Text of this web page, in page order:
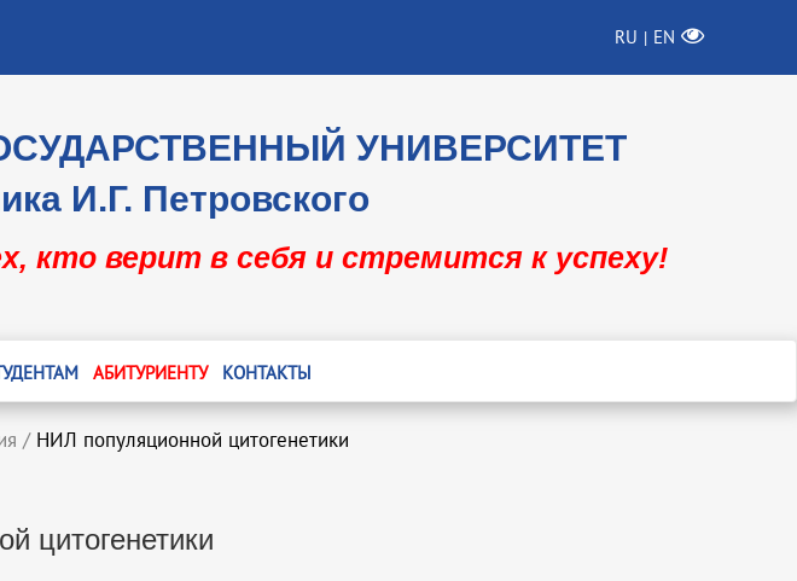
RU | EN
УНИВЕРСИТЕТ
И.Г. Петровского
кто верит в себя и стремится к успеху!
АБИТУРИЕНТУ КОНТАКТЫ
/ НИЛ популяционной цитогенетики
цитогенетики